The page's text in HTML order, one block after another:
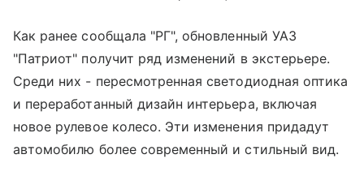
Как ранее сообщала "РГ", обновленный УАЗ
"Патриот" получит ряд изменений в экстерьере.
Среди них - пересмотренная светодиодная оптика
и переработанный дизайн интерьера, включая
новое рулевое колесо. Эти изменения придадут
автомобилю более современный и стильный вид.